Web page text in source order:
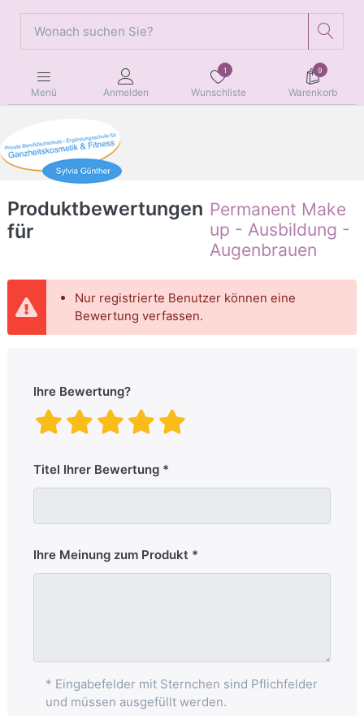
Menü Anmelden
1
Wunschliste
9
Warenkorb
Produktbewertungen
für
Permanent Make
up - Ausbildung -
Augenbrauen
Nur registrierte Benutzer können eine
Bewertung verfassen.
Ihre Bewertung?
Titel Ihrer Bewertung
Ihre Meinung zum Produkt
* Eingabefelder mit Sternchen sind Pflichfelder
und müssen ausgefüllt werden.